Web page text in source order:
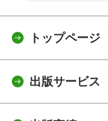
トップページ
出版サービス